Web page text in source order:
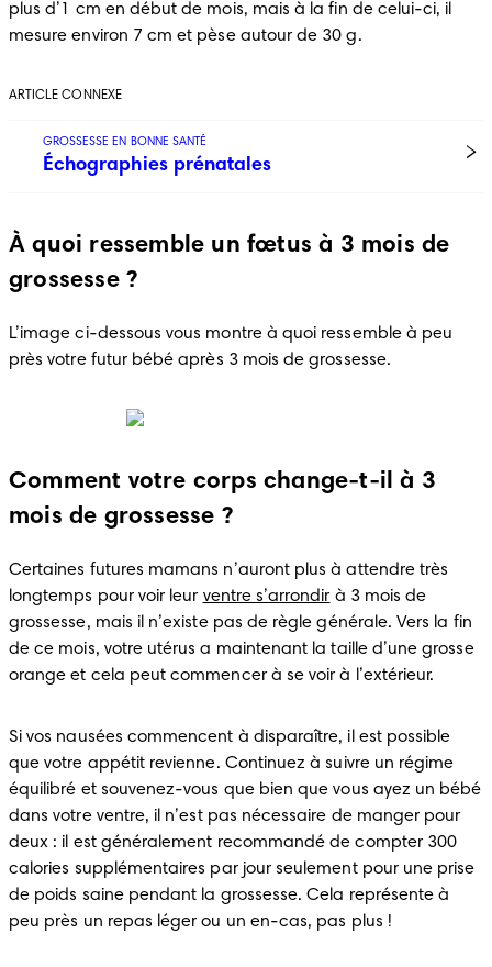
plus d’1 cm en début de mois, mais à la fin de celui-ci, il
mesure environ 7 cm et pèse autour de 30 g.
ARTICLE CONNEXE
GROSSESSE EN BONNE SANTÉ
Échographies prénatales
À quoi ressemble un fœtus à 3 mois de
grossesse ?
L’image ci-dessous vous montre à quoi ressemble à peu
près votre futur bébé après 3 mois de grossesse.
Comment votre corps change-t-il à 3
mois de grossesse ?
Certaines futures mamans n’auront plus à attendre très
longtemps pour voir leur ventre s’arrondir à 3 mois de
grossesse, mais il n’existe pas de règle générale. Vers la fin
de ce mois, votre utérus a maintenant la taille d’une grosse
Si vos nausées commencent à disparaître, il est possible
que votre appétit revienne. Continuez à suivre un régime
équilibré et souvenez-vous que bien que vous ayez un bébé
dans votre ventre, il n’est pas nécessaire de manger pour
deux : il est généralement recommandé de compter 300
calories supplémentaires par jour seulement pour une prise
de poids saine pendant la grossesse. Cela représente à